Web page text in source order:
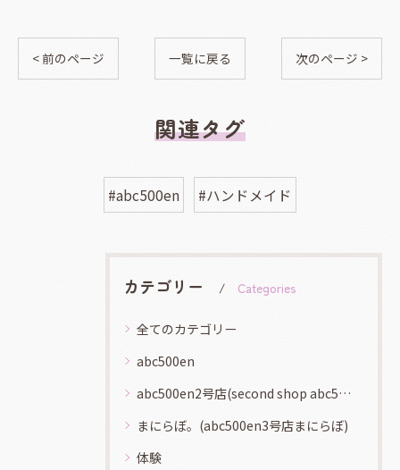
< 前のページ 一覧に戻る 次のページ >
関連タグ
#abc500en #ハンドメイド
カテゴリー Categories
全てのカテゴリー
abc500en
abc500en2号店(second shop abc500en)
まにらぼ。(abc500en3号店まにらぼ)
体験